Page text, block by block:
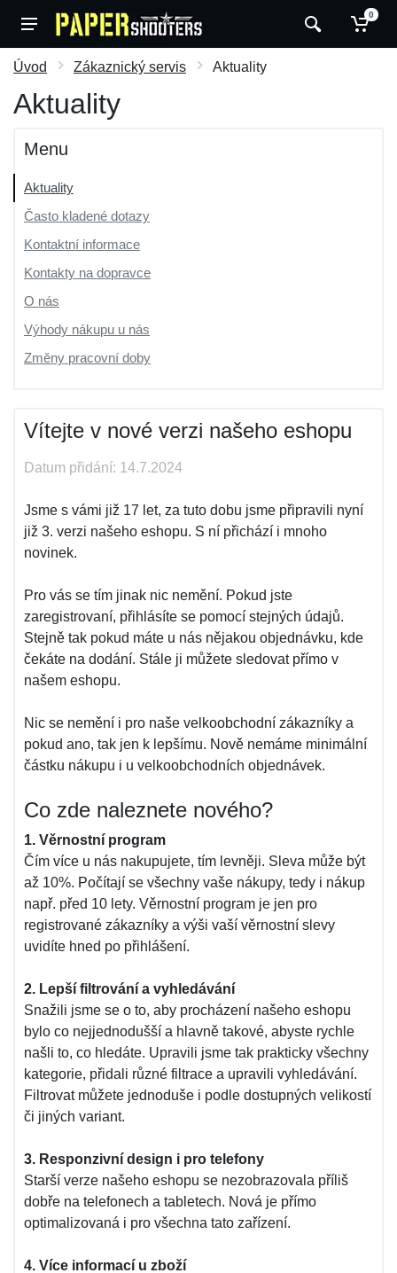
0
Úvod Zákaznický servis Aktuality
Aktuality
Menu
Aktuality
Často kladené dotazy
Kontaktní informace
Kontakty na dopravce
O nás
Výhody nákupu u nás
Změny pracovní doby
Vítejte v nové verzi našeho eshopu
Datum přidání: 14.7.2024
Jsme s vámi již 17 let, za tuto dobu jsme připravili nyní
již 3. verzi našeho eshopu. S ní přichází i mnoho
novinek.
Pro vás se tím jinak nic nemění. Pokud jste
zaregistrovaní, přihlásíte se pomocí stejných údajů.
Stejně tak pokud máte u nás nějakou objednávku, kde
čekáte na dodání. Stále ji můžete sledovat přímo v
našem eshopu.
Nic se nemění i pro naše velkoobchodní zákazníky a
pokud ano, tak jen k lepšímu. Nově nemáme minimální
částku nákupu i u velkoobchodních objednávek.
Co zde naleznete nového?
1. Věrnostní program
Čím více u nás nakupujete, tím levněji. Sleva může být
až 10%. Počítají se všechny vaše nákupy, tedy i nákup
např. před 10 lety. Věrnostní program je jen pro
registrované zákazníky a výši vaší věrnostní slevy
uvidíte hned po přihlášení.
2. Lepší filtrování a vyhledávání
Snažili jsme se o to, aby procházení našeho eshopu
bylo co nejjednodušší a hlavně takové, abyste rychle
našli to, co hledáte. Upravili jsme tak prakticky všechny
kategorie, přidali různé filtrace a upravili vyhledávání.
Filtrovat můžete jednoduše i podle dostupných velikostí
či jiných variant.
3. Responzivní design i pro telefony
Starší verze našeho eshopu se nezobrazovala příliš
dobře na telefonech a tabletech. Nová je přímo
optimalizovaná i pro všechna tato zařízení.
4. Více informací u zboží